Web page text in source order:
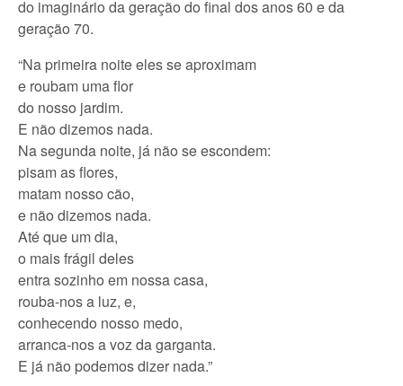
do imaginário da geração do final dos anos 60 e da
geração 70.
“Na primeira noite eles se aproximam
e roubam uma flor
do nosso jardim.
E não dizemos nada.
Na segunda noite, já não se escondem:
pisam as flores,
matam nosso cão,
e não dizemos nada.
Até que um dia,
o mais frágil deles
entra sozinho em nossa casa,
rouba-nos a luz, e,
conhecendo nosso medo,
arranca-nos a voz da garganta.
E já não podemos dizer nada.”